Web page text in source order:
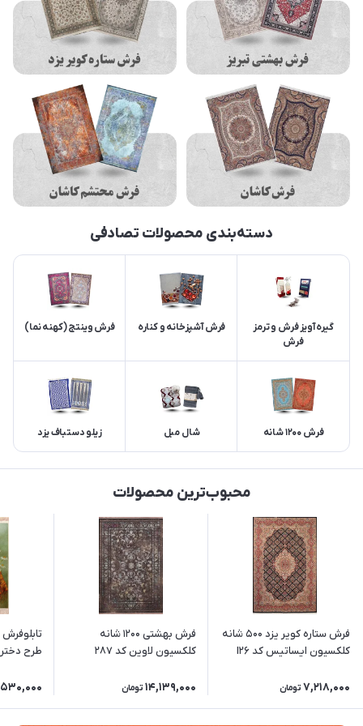
دسته‌بندی محصولات تصادفی
گیره آویز فرش و ترمز
فرش
فرش آشپزخانه و کناره فرش وینتج (کهنه نما)
فرش 1200 شانه شال مبل زیلو دستباف یزد
محبوب‌ترین محصولات
فرش ستاره کویر یزد 500 شانه
کلکسیون ایساتیس کد I26
7,218,000 تومان
فرش بهشتی 1200 شانه
کلکسیون لاوین کد 287
14,139,000 تومان
طرح دختر